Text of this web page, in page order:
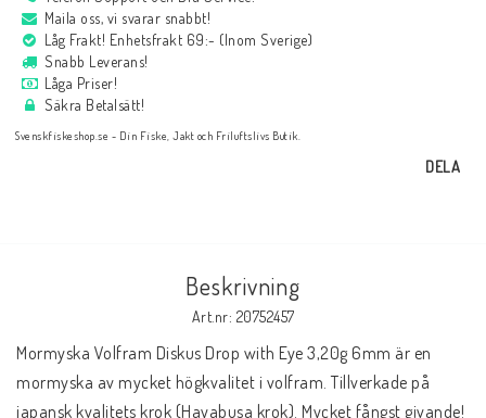
Maila oss, vi svarar snabbt!
Låg Frakt! Enhetsfrakt 69:- (Inom Sverige)
Snabb Leverans!
Låga Priser!
Säkra Betalsätt!
Svenskfiskeshop.se - Din Fiske, Jakt och Friluftslivs Butik.
DELA
Beskrivning
Art.nr: 20752457
Mormyska Volfram Diskus Drop with Eye 3,20g 6mm är en
mormyska av mycket högkvalitet i volfram. Tillverkade på
japansk kvalitets krok (Hayabusa krok). Mycket fångst givande!